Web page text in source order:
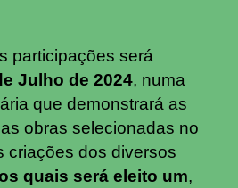
participações será
Julho de 2024, numa
que demonstrará as
obras selecionadas no
criações dos diversos
quais será eleito um,